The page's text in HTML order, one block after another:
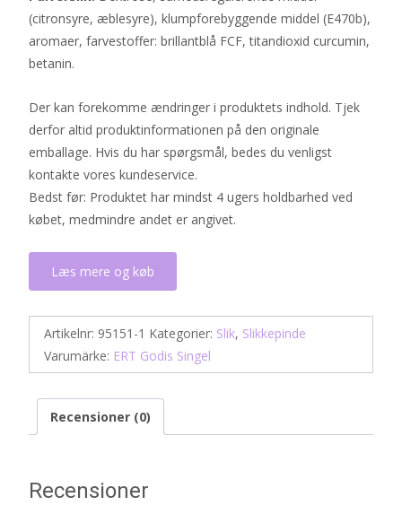
(citronsyre, æblesyre), klumpforebyggende middel (E470b),
aromaer, farvestoffer: brillantblå FCF, titandioxid curcumin,
betanin.
Der kan forekomme ændringer i produktets indhold. Tjek
derfor altid produktinformationen på den originale
emballage. Hvis du har spørgsmål, bedes du venligst
kontakte vores kundeservice.
Bedst før: Produktet har mindst 4 ugers holdbarhed ved
købet, medmindre andet er angivet.
Læs mere og køb
Artikelnr: 95151-1 Kategorier: Slik, Slikkepinde
Varumärke: ERT Godis Singel
Recensioner (0)
Recensioner